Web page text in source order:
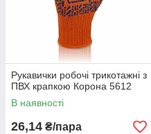
Рукавички робочі трикотажні з
ПВХ крапкою Корона 5612
В наявності
26,14 ₴/пара